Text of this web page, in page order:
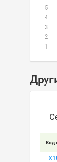
5
4
3
2
1
Код